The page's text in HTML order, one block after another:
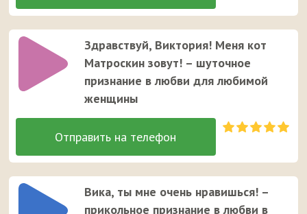
Здравствуй, Виктория! Меня кот
Матроскин зовут! – шуточное
признание в любви для любимой
женщины
Вика, ты мне очень нравишься! –
прикольное признание в любви в